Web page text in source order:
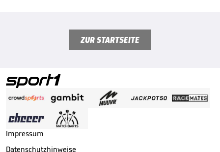
ZUR STARTSEITE
Impressum
Datenschutzhinweise